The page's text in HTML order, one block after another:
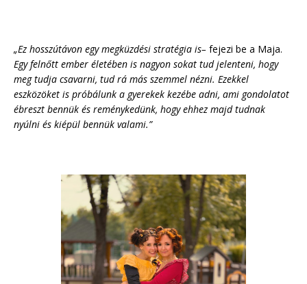
„Ez hosszútávon egy megküzdési stratégia is– fejezi be a Maja.
Egy felnőtt ember életében is nagyon sokat tud jelenteni, hogy
meg tudja csavarni, tud rá más szemmel nézni. Ezekkel
eszközöket is próbálunk a gyerekek kezébe adni, ami gondolatot
ébreszt bennük és reménykedünk, hogy ehhez majd tudnak
nyúlni és kiépül bennük valami.”